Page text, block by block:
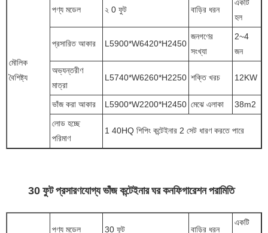
মৌলিক
বৈশিষ্ট্য
পণ্য মডেল ২ 0 ফুট বাড়ির ধরন
একটি
হল
প্রসারিত আকার L5900*W6420*H2450
জনগণের
সংখ্যা
2~4
জন
অভ্যন্তরীণ
মাত্রা
L5740*W6260*H2250 শক্তি খরচ 12KW
ভাঁজ করা আকার L5900*W2200*H2450 মেঝে এলাকা
38m2
লোড হচ্ছে
পরিমাণ
1 40HQ শিপিং কন্টেইনার 2 সেট ধারণ করতে পারে
30 ফুট প্রসারণযোগ্য ভাঁজ কন্টেইনার ঘর কনফিগারেশন পরামিতি
পণ্য মডেল 30 ফুট বাড়ির ধরন
একটি